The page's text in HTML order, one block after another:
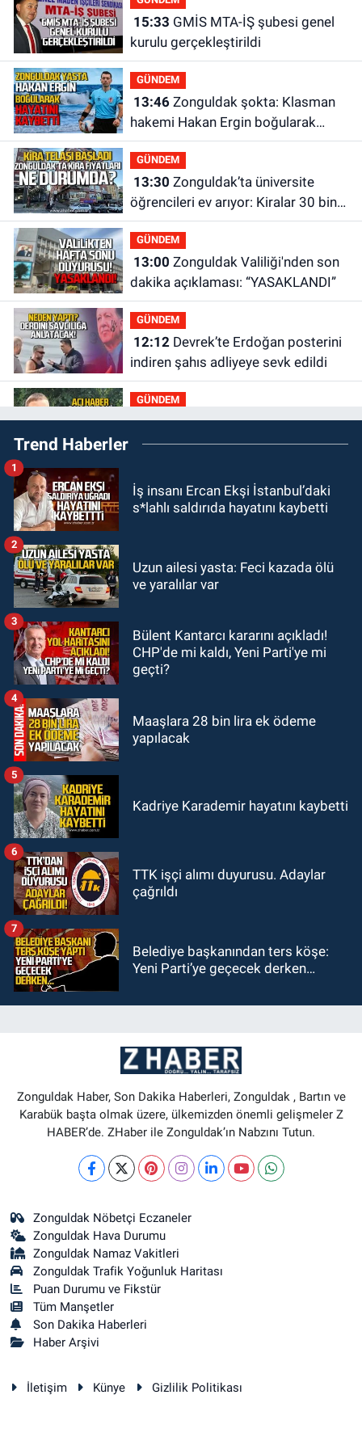
15:33
kurulu gerçekleştirildi
GÜNDEM
13:46Zonguldak şokta: Klasman
hakemi Hakan Ergin boğularak
hayatını kaybetti
GÜNDEM
13:30
öğrencileri ev arıyor: Kiralar 30 bin
liraya kadar çıkıyor
GÜNDEM
13:00
dakika açıklaması: “YASAKLANDI”
GÜNDEM
12:12Devrek’te Erdoğan posterini
indiren şahıs adliyeye sevk edildi
GÜNDEM
11:509 yaşındaki Burak
Keskintığ’dan acı haber
11:19Zonguldak’ta bir öğrencinin
yeni eğitim yılına başlama maliyeti
11:13Şaşırtmadı... Akaryakıta bir
GÜNDEM
11:00Belediye duyurdu! Yüzme
yarışması ertelendi
Trend Haberler
İş insanı Ercan Ekşi İstanbul’daki
s*lahlı saldırıda hayatını kaybetti
1
Uzun ailesi yasta: Feci kazada ölü
ve yaralılar var
2
Bülent Kantarcı kararını açıkladı!
CHP'de mi kaldı, Yeni Parti'ye mi
geçti?
3
Maaşlara 28 bin lira ek ödeme
yapılacak
4
Kadriye Karademir hayatını kaybetti
5
TTK işçi alımı duyurusu. Adaylar
çağrıldı
6
Belediye başkanından ters köşe:
Yeni Parti’ye geçecek derken…
7
Zonguldak Haber, Son Dakika Haberleri, Zonguldak , Bartın ve
Karabük başta olmak üzere, ülkemizden önemli gelişmeler Z
HABER’de. ZHaber ile Zonguldak’ın Nabzını Tutun.
Zonguldak Nöbetçi Eczaneler
Zonguldak Hava Durumu
Zonguldak Namaz Vakitleri
Zonguldak Trafik Yoğunluk Haritası
Puan Durumu ve Fikstür
Tüm Manşetler
Son Dakika Haberleri
Haber Arşivi
İletişim Künye Gizlilik Politikası